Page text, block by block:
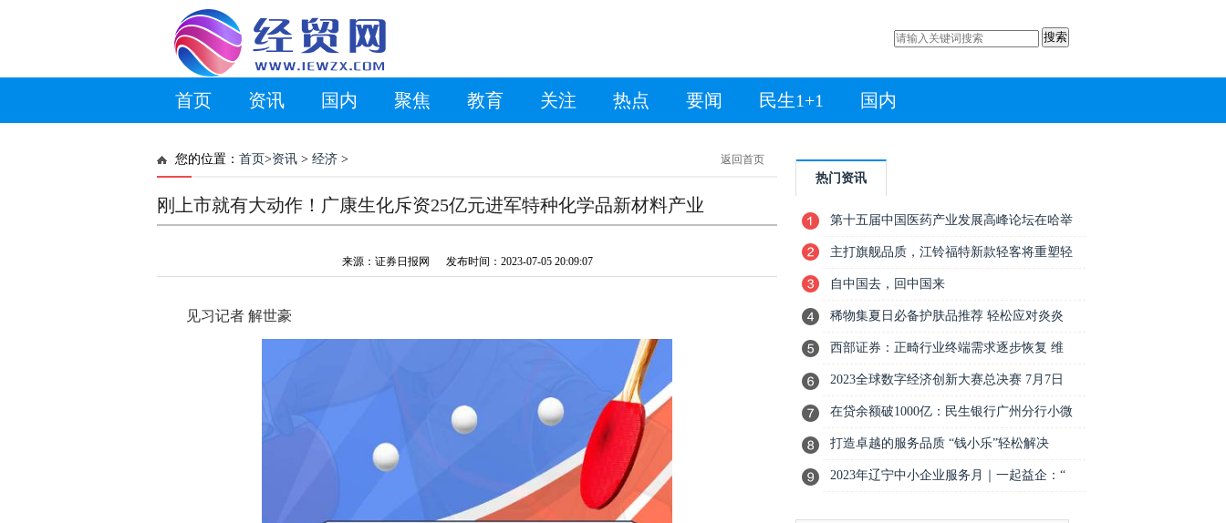
搜索
首页 资讯 国内 聚焦 教育 关注 热点 要闻 民生1+1 国内
您的位置： 首页>资讯 > 经济 > 返回首页
刚上市就有大动作！广康生化斥资25亿元进军特种化学品新材料产业
来源：证券日报网 发布时间：2023-07-05 20:09:07
见习记者 解世豪
热门资讯
第十五届中国医药产业发展高峰论坛在哈举
主打旗舰品质，江铃福特新款轻客将重塑轻
自中国去，回中国来
稀物集夏日必备护肤品推荐 轻松应对炎炎
西部证券：正畸行业终端需求逐步恢复 维
2023全球数字经济创新大赛总决赛 7月7日
在贷余额破1000亿：民生银行广州分行小微
打造卓越的服务品质 “钱小乐”轻松解决
2023年辽宁中小企业服务月｜一起益企：“